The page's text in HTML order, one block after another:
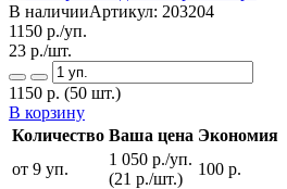
В наличииАртикул: 203204
1150 р./уп.
23 р./шт.
1150 р. (50 шт.)
В корзину
Количество Ваша цена Экономия
от 9 уп.
1 050 р./уп.
(21 р./шт.)
100 р.